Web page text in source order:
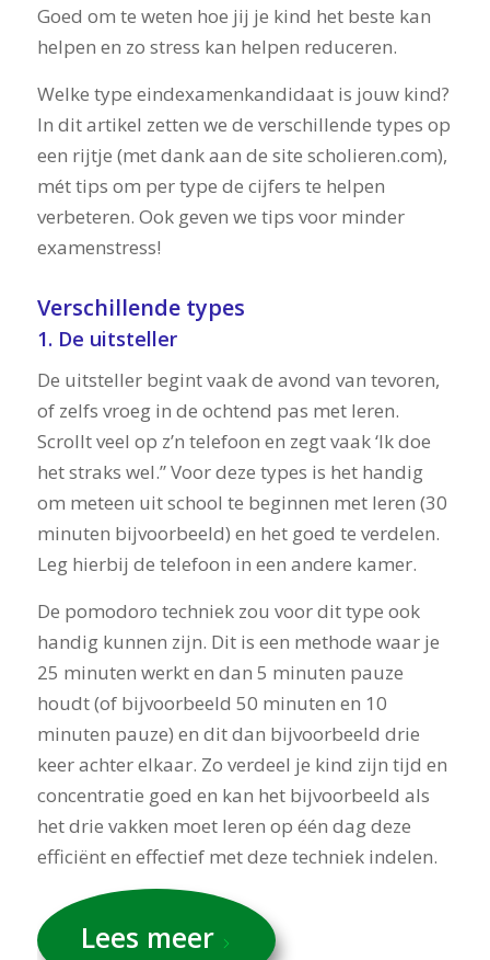
Goed om te weten hoe jij je kind het beste kan
helpen en zo stress kan helpen reduceren.
Welke type eindexamenkandidaat is jouw kind?
In dit artikel zetten we de verschillende types op
een rijtje (met dank aan de site scholieren.com),
mét tips om per type de cijfers te helpen
verbeteren. Ook geven we tips voor minder
examenstress!
Verschillende types
1. De uitsteller
De uitsteller begint vaak de avond van tevoren,
of zelfs vroeg in de ochtend pas met leren.
Scrollt veel op z’n telefoon en zegt vaak ‘Ik doe
het straks wel.” Voor deze types is het handig
om meteen uit school te beginnen met leren (30
minuten bijvoorbeeld) en het goed te verdelen.
Leg hierbij de telefoon in een andere kamer.
De pomodoro techniek zou voor dit type ook
handig kunnen zijn. Dit is een methode waar je
25 minuten werkt en dan 5 minuten pauze
houdt (of bijvoorbeeld 50 minuten en 10
minuten pauze) en dit dan bijvoorbeeld drie
keer achter elkaar. Zo verdeel je kind zijn tijd en
concentratie goed en kan het bijvoorbeeld als
het drie vakken moet leren op één dag deze
efficiënt en effectief met deze techniek indelen.
Lees meer